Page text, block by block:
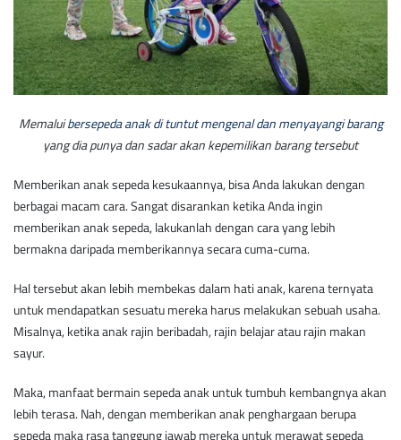
Memaluibersepeda anak di tuntut mengenal dan menyayangi barang
yang dia punya dan sadar akan kepemilikan barang tersebut
Memberikan anak sepeda kesukaannya, bisa Anda lakukan dengan
berbagai macam cara. Sangat disarankan ketika Anda ingin
memberikan anak sepeda, lakukanlah dengan cara yang lebih
bermakna daripada memberikannya secara cuma-cuma.
Hal tersebut akan lebih membekas dalam hati anak, karena ternyata
untuk mendapatkan sesuatu mereka harus melakukan sebuah usaha.
Misalnya, ketika anak rajin beribadah, rajin belajar atau rajin makan
sayur.
Maka, manfaat bermain sepeda anak untuk tumbuh kembangnya akan
lebih terasa. Nah, dengan memberikan anak penghargaan berupa
sepeda maka rasa tanggung jawab mereka untuk merawat sepeda